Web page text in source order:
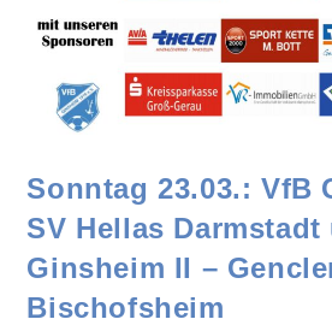
Sonntag 23.03.: VfB
SV Hellas
Ginsheim II –
Bischofsheim